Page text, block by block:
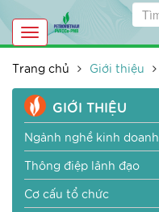
Toggle
navigation
Trang chủ
Giới thiệu
GIỚI THIỆU
Ngành nghề kinh doanh
Thông điệp lãnh đạo
Cơ cấu tổ chức